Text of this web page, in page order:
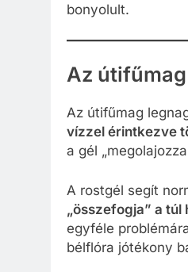
bonyolult.
Az
Az útifűmag
vízzel érintkezve
a gél
A rostgél segít
„összefogja” a túl
egyféle
bélflóra jótékony